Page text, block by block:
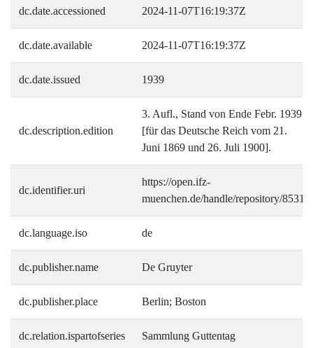
dc.date.accessioned 2024-11-07T16:19:37Z
dc.date.available 2024-11-07T16:19:37Z
dc.date.issued 1939
dc.description.edition
3. Aufl., Stand von Ende Febr. 1939.
[für das Deutsche Reich vom 21.
Juni 1869 und 26. Juli 1900].
dc.identifier.uri
https://open.ifz-
muenchen.de/handle/repository/8531
dc.language.iso de
dc.publisher.name De Gruyter
dc.publisher.place Berlin; Boston
dc.relation.ispartofseries Sammlung Guttentag